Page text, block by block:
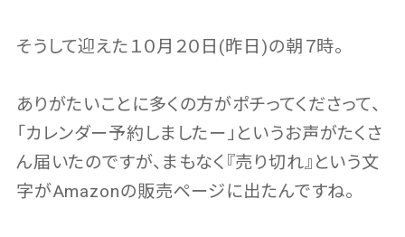
そうして迎えた１０月２０日(昨日)の朝７時。
ありがたいことに多くの方がポチってくださって、
「カレンダー予約しましたー」というお声がたくさ
ん届いたのですが、まもなく『売り切れ』という文
字がAmazonの販売ページに出たんですね。